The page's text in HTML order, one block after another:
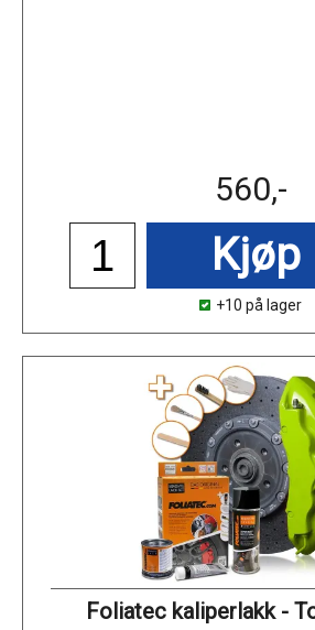
560,-
Kjøp
+10 på lager
Foliatec kaliperlakk -